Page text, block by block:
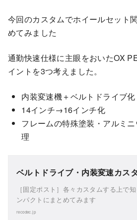
今回のカスタムでホイールセット
めてみました
通勤快速仕様に主眼をおいたOX
イントを3つ考えました。
内装変速機＋ベルトドライブ化
14インチ→16インチ化
フレームの特殊塗装・アルミ
理
ベルトドライブ・内装変速カス
［固定ポスト］各々カスタムする上で
ンパクトにまとめてみます
recodec.jp